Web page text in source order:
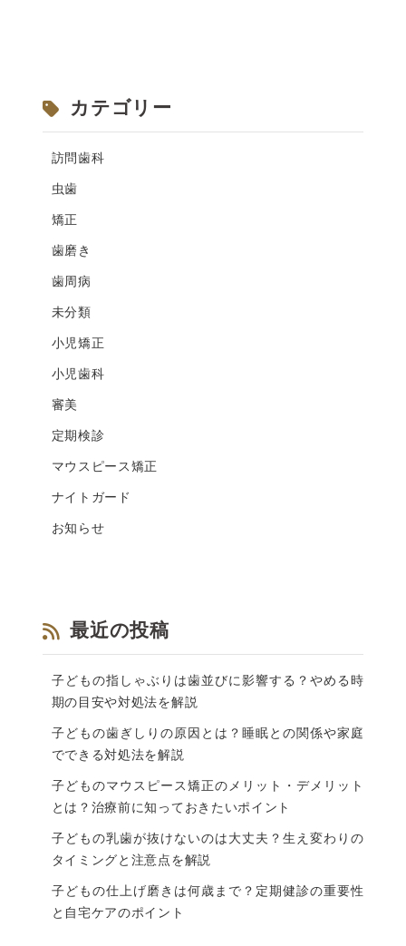
カテゴリー
訪問歯科
虫歯
矯正
歯磨き
歯周病
未分類
小児矯正
小児歯科
審美
定期検診
マウスピース矯正
ナイトガード
お知らせ
最近の投稿
子どもの指しゃぶりは歯並びに影響する？やめる時
期の目安や対処法を解説
子どもの歯ぎしりの原因とは？睡眠との関係や家庭
でできる対処法を解説
子どものマウスピース矯正のメリット・デメリット
とは？治療前に知っておきたいポイント
子どもの乳歯が抜けないのは大丈夫？生え変わりの
タイミングと注意点を解説
子どもの仕上げ磨きは何歳まで？定期健診の重要性
と自宅ケアのポイント